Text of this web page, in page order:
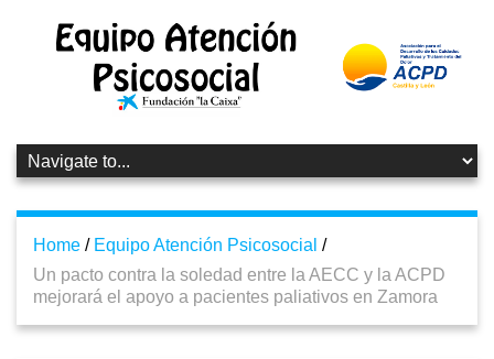
Home / Equipo Atención Psicosocial /
Un pacto contra la soledad entre la AECC y la ACPD
mejorará el apoyo a pacientes paliativos en Zamora